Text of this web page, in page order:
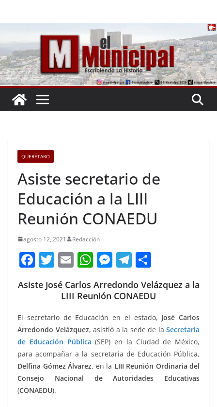
QUERÉTARO
Asiste secretario de
Educación a la LIII
Reunión CONAEDU
agosto 12, 2021 Redacción
F
c
b
o
o
k
T
itt
er
E
ai
W
at
s
A
p
p
M
ss
e
n
g
er
T
e
gr
a
m
m
p
ar
tir
Asiste José Carlos Arredondo Velázquez a la
LIII Reunión CONAEDU
El secretario de Educación en el estado, José Carlos
Arredondo Velázquez, asistió a la sede de la Secretaría
de Educación Pública (SEP) en la Ciudad de México,
para acompañar a la secretaria de Educación Pública,
Delfina Gómez Álvarez, en la LIII Reunión Ordinaria del
Consejo Nacional de Autoridades Educativas
(CONAEDU).